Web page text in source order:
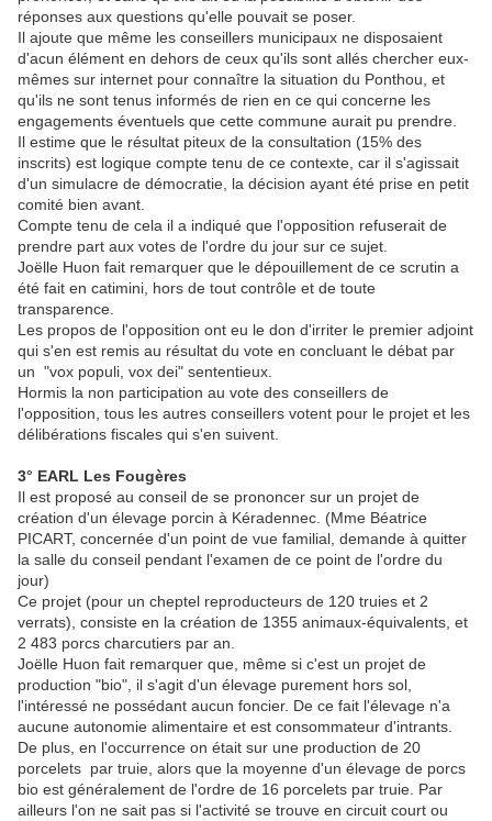
réponses aux questions qu'elle pouvait se poser.
Il ajoute que même les conseillers municipaux ne disposaient
d'acun élément en dehors de ceux qu'ils sont allés chercher eux-
mêmes sur internet pour connaître la situation du Ponthou, et
qu'ils ne sont tenus informés de rien en ce qui concerne les
engagements éventuels que cette commune aurait pu prendre.
Il estime que le résultat piteux de la consultation (15% des
inscrits) est logique compte tenu de ce contexte, car il s'agissait
d'un simulacre de démocratie, la décision ayant été prise en petit
comité bien avant.
Compte tenu de cela il a indiqué que l'opposition refuserait de
prendre part aux votes de l'ordre du jour sur ce sujet.
Joëlle Huon fait remarquer que le dépouillement de ce scrutin a
été fait en catimini, hors de tout contrôle et de toute
transparence.
Les propos de l'opposition ont eu le don d'irriter le premier adjoint
qui s'en est remis au résultat du vote en concluant le débat par
un "vox populi, vox dei" sententieux.
Hormis la non participation au vote des conseillers de
l'opposition, tous les autres conseillers votent pour le projet et les
délibérations fiscales qui s'en suivent.
3° EARL Les Fougères
Il est proposé au conseil de se prononcer sur un projet de
création d'un élevage porcin à Kéradennec. (Mme Béatrice
PICART, concernée d'un point de vue familial, demande à quitter
la salle du conseil pendant l'examen de ce point de l'ordre du
jour)
Ce projet (pour un cheptel reproducteurs de 120 truies et 2
verrats), consiste en la création de 1355 animaux-équivalents, et
2 483 porcs charcutiers par an.
Joëlle Huon fait remarquer que, même si c'est un projet de
production "bio", il s'agit d'un élevage purement hors sol,
l'intéressé ne possédant aucun foncier. De ce fait l'élevage n'a
aucune autonomie alimentaire et est consommateur d'intrants.
De plus, en l'occurrence on était sur une production de 20
porcelets par truie, alors que la moyenne d'un élevage de porcs
bio est généralement de l'ordre de 16 porcelets par truie. Par
ailleurs l'on ne sait pas si l'activité se trouve en circuit court ou